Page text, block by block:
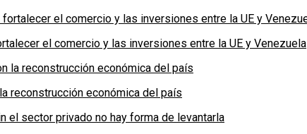
el comercio y las inversiones entre la UE y Venezuela
reconstrucción económica del país